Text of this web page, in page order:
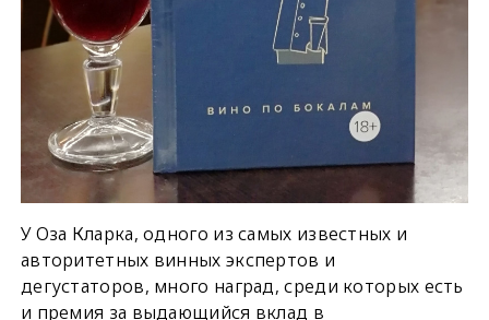
У Оза Кларка, одного из самых известных и
авторитетных винных экспертов и
дегустаторов, много наград, среди которых есть
и премия за выдающийся вклад в